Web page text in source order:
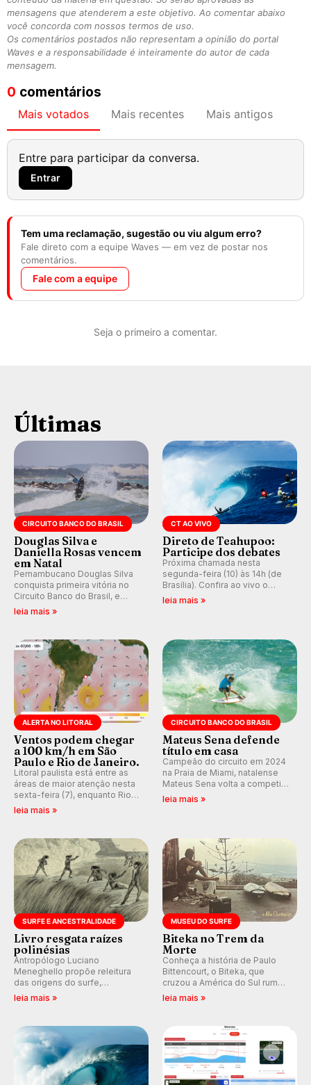
mensagens que atenderem a este objetivo. Ao comentar abaixo
você concorda com nossos termos de uso.
Os comentários postados não representam a opinião do portal
Waves e a responsabilidade é inteiramente do autor de cada
mensagem.
0 comentários
Mais votados Mais recentes Mais antigos
Entre para participar da conversa.
Entrar
Tem uma reclamação, sugestão ou viu algum erro?
Fale direto com a equipe Waves — em vez de postar nos
comentários.
Fale com a equipe
Seja o primeiro a comentar.
Últimas
CIRCUITO BANCO DO BRASIL
Douglas Silva e
Daniella Rosas vencem
em Natal
Pernambucano Douglas Silva
conquista primeira vitória no
Circuito Banco do Brasil, e
peruana Daniella Rosas vence
(RN).
leia mais »
CT AO VIVO
Direto de Teahupoo:
Participe dos debates
Próxima chamada nesta
segunda-feira (10) às 14h (de
Brasília). Confira ao vivo o
Outerknown Tahiti Pro 2026 e
leia mais »
ALERTA NO LITORAL
Ventos podem chegar
a 100 km/h em São
Paulo e Rio de Janeiro.
Litoral paulista está entre as
áreas de maior atenção nesta
sexta-feira (7), enquanto Rio
de Janeiro também recebe
km/h em Itanhaém.
leia mais »
CIRCUITO BANCO DO BRASIL
Mateus Sena defende
título em casa
Campeão do circuito em 2024
na Praia de Miami, natalense
Mateus Sena volta a competir
em casa em busca de manter a
leia mais »
SURFE E ANCESTRALIDADE
Livro resgata raízes
polinésias
Antropólogo Luciano
Meneghello propõe releitura
das origens do surfe,
resgatando a cultura polinésia
prática em esporte e indústria.
leia mais »
MUSEU DO SURFE
Biteka no Trem da
Morte
Conheça a história de Paulo
Bittencourt, o Biteka, que
cruzou a América do Sul rumo
ao Pacífico em uma jornada
leia mais »